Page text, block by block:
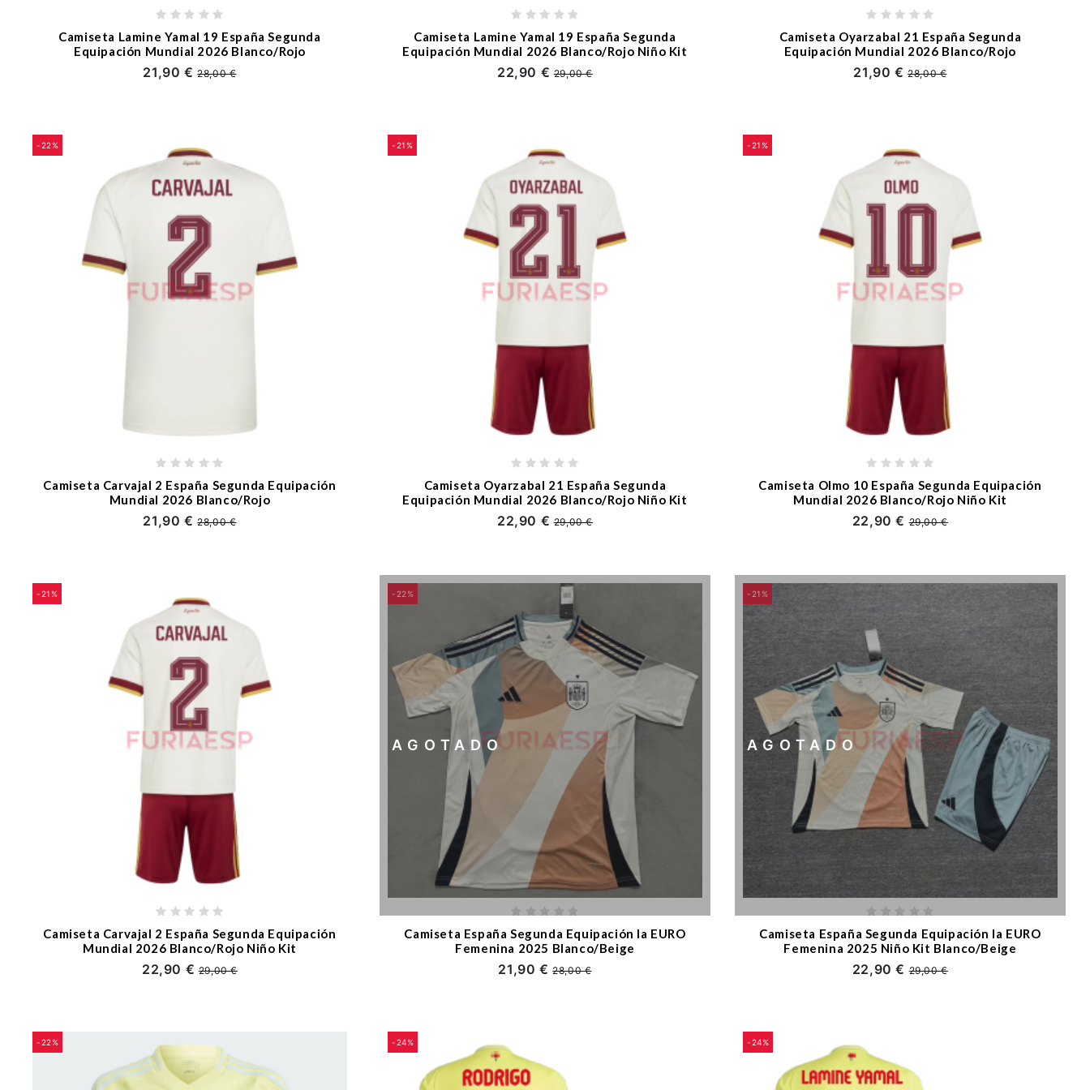
Camiseta Lamine Yamal 19 España Segunda
Equipación Mundial 2026 Blanco/Rojo
21,90 €28,00 €
Camiseta Lamine Yamal 19 España Segunda
Equipación Mundial 2026 Blanco/Rojo Niño Kit
22,90 €29,00 €
Camiseta Oyarzabal 21 España Segunda
Equipación Mundial 2026 Blanco/Rojo
21,90 €28,00 €
-22%
Camiseta Carvajal 2 España Segunda Equipación
Mundial 2026 Blanco/Rojo
21,90 €28,00 €
-21%
Camiseta Oyarzabal 21 España Segunda
Equipación Mundial 2026 Blanco/Rojo Niño Kit
22,90 €29,00 €
-21%
Camiseta Olmo 10 España Segunda Equipación
Mundial 2026 Blanco/Rojo Niño Kit
22,90 €29,00 €
-21%
Camiseta Carvajal 2 España Segunda Equipación
Mundial 2026 Blanco/Rojo Niño Kit
22,90 €29,00 €
-22%
Camiseta España Segunda Equipación la EURO
Femenina 2025 Blanco/Beige
21,90 €28,00 €
AGOTADO
-21%
Camiseta España Segunda Equipación la EURO
Femenina 2025 Niño Kit Blanco/Beige
22,90 €29,00 €
AGOTADO
-22% -24% -24%